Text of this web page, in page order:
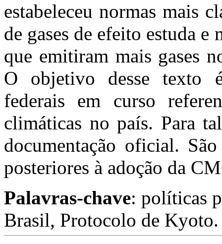
estabeleceu normas mais
de gases de efeito estuda e
que emitiram mais gases
O objetivo desse texto
federais em curso
climáticas no país. Para
documentação oficial.
posteriores à adoção da
Palavras-chave: políticas
Brasil, Protocolo de Kyoto.